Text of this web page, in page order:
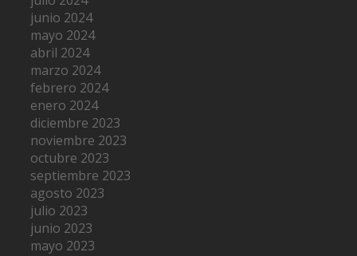
junio 2024
mayo 2024
abril 2024
marzo 2024
febrero 2024
enero 2024
diciembre 2023
noviembre 2023
octubre 2023
septiembre 2023
agosto 2023
julio 2023
junio 2023
mayo 2023